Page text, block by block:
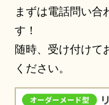
まずは電話問い合
す！
随時、受け付けて
ください。